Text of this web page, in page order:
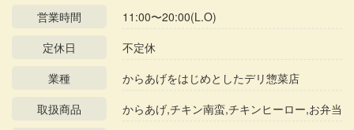
営業時間
11:00〜20:00(L.O)
定休日
不定休
業種
からあげをはじめとしたデリ惣菜店
取扱商品
からあげ,チキン南蛮,チキンヒーロー,お弁当